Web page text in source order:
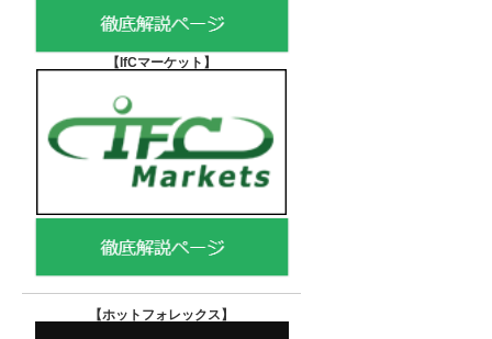
【IfCマーケット 】
【ホットフォレックス 】